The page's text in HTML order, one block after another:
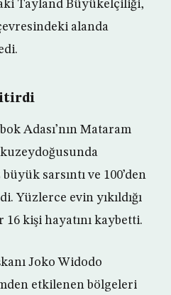
Tayland Büyükelçiliği,
alanda
Adası’nın Mataram
sarsıntı ve 100’den
Yüzlerce evin yıkıldığı
16 kişi hayatını kaybetti.
Joko Widodo
etkilenen bölgeleri